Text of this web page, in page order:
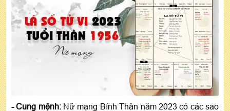
- Cung mệnh:Nữ mạng Bính Thân năm 2023 có các sao